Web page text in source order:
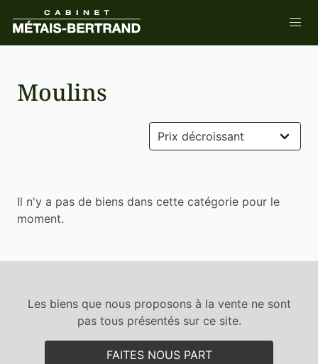
Moulins
Il n'y a pas de biens dans cette catégorie pour le
moment.
Les biens que nous proposons à la vente ne sont
pas tous présentés sur ce site.
FAITES NOUS PART